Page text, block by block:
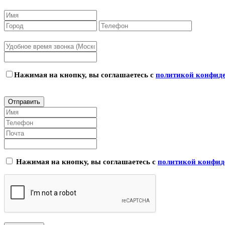
Нажимая на кнопку, вы соглашаетесь с политикой
Нажимая на кнопку, вы соглашаетесь с политикой